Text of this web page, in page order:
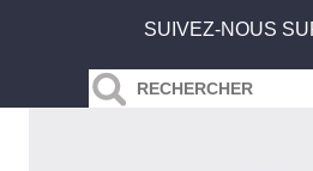
SUIVEZ-NOUS